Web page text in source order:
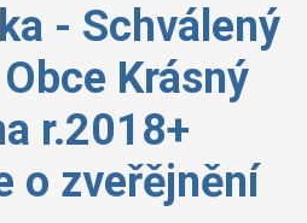
- Schválený
Krásný
r.2018+
o zveřějnění